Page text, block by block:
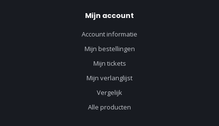
Mijn account
Account informatie
Mijn bestellingen
Mijn tickets
Mijn verlanglijst
Vergelijk
Alle producten